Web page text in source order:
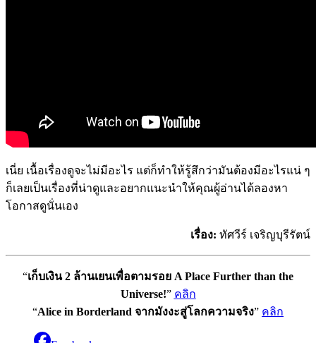
เนี่ย เนื้อเรื่องดูจะไม่มีอะไร แต่ก็ทำให้รู้สึกว่ามันต้องมีอะไรแน่ ๆ
ก็เลยเป็นเรื่องที่น่าดูและอยากแนะนำให้คุณผู้อ่านได้ลองหา
โอกาสดูนั่นเอง
เรื่อง: ทัศวีร์ เจริญบุรีรัตน์
“เก็บเงิน 2 ล้านเยนเพื่อตามรอย A Place Further than the
Universe!” คลิก
“Alice in Borderland จากมังงะสู่โลกความจริง” คลิก